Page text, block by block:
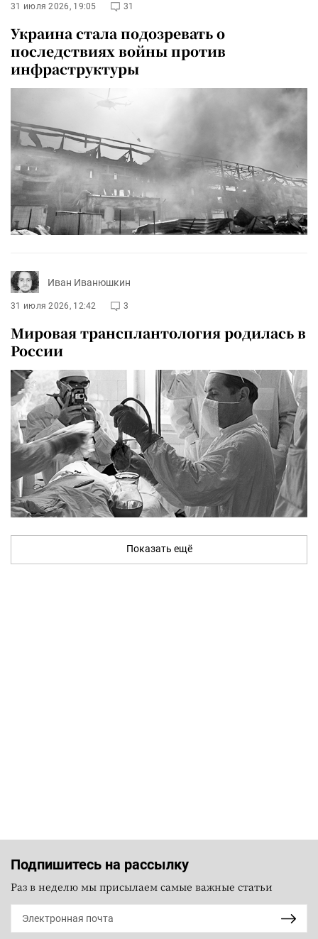
31 июля 2026, 19:05 31
Украина стала подозревать о
последствиях войны против
инфраструктуры
Иван Иванюшкин
31 июля 2026, 12:42 3
Мировая трансплантология родилась в
России
Показать ещё
Подпишитесь на рассылку
Раз в неделю мы присылаем самые важные статьи